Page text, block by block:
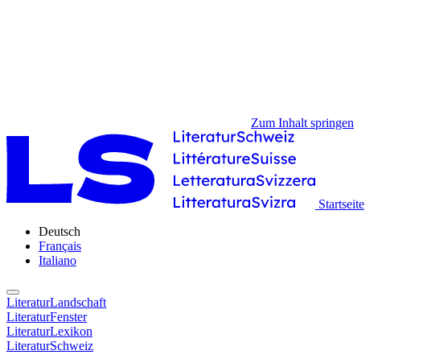
Zum Inhalt springen
Startseite
Deutsch
Français
Italiano
LiteraturLandschaft
LiteraturFenster
LiteraturLexikon
LiteraturSchweiz